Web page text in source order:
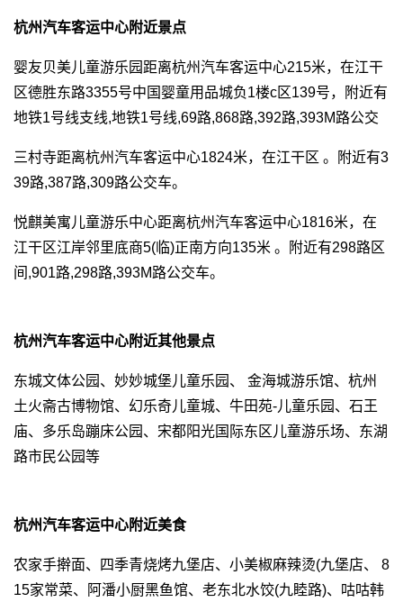
杭州汽车客运中心附近景点
婴友贝美儿童游乐园距离杭州汽车客运中心215米，在江干
区德胜东路3355号中国婴童用品城负1楼c区139号，附近有
地铁1号线支线,地铁1号线,69路,868路,392路,393M路公交
三村寺距离杭州汽车客运中心1824米，在江干区 。附近有3
39路,387路,309路公交车。
悦麒美寓儿童游乐中心距离杭州汽车客运中心1816米，在
江干区江岸邻里底商5(临)正南方向135米 。附近有298路区
间,901路,298路,393M路公交车。
杭州汽车客运中心附近其他景点
东城文体公园、妙妙城堡儿童乐园、 金海城游乐馆、杭州
土火斋古博物馆、幻乐奇儿童城、牛田苑-儿童乐园、石王
庙、多乐岛蹦床公园、宋都阳光国际东区儿童游乐场、东湖
路市民公园等
杭州汽车客运中心附近美食
农家手擀面、四季青烧烤九堡店、小美椒麻辣烫(九堡店、 8
15家常菜、阿潘小厨黑鱼馆、老东北水饺(九睦路)、咕咕韩